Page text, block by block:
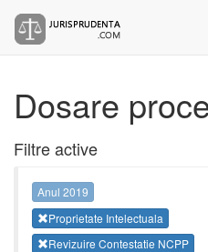
Dosare
Filtre active
Anul 2019
Proprietate Intelectuala
Revizuire Contestatie NCPP